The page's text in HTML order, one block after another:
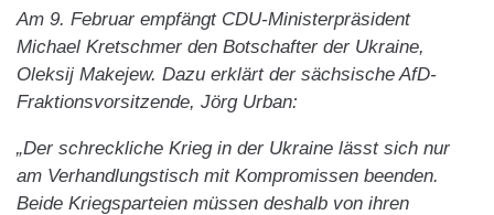
Am 9. Februar empfängt CDU-Ministerpräsident
Michael Kretschmer den Botschafter der Ukraine,
Oleksij Makejew. Dazu erklärt der sächsische AfD-
Fraktionsvorsitzende, Jörg Urban:
„Der schreckliche Krieg in der Ukraine lässt sich nur
am Verhandlungstisch mit Kompromissen beenden.
Beide Kriegsparteien müssen deshalb von ihren